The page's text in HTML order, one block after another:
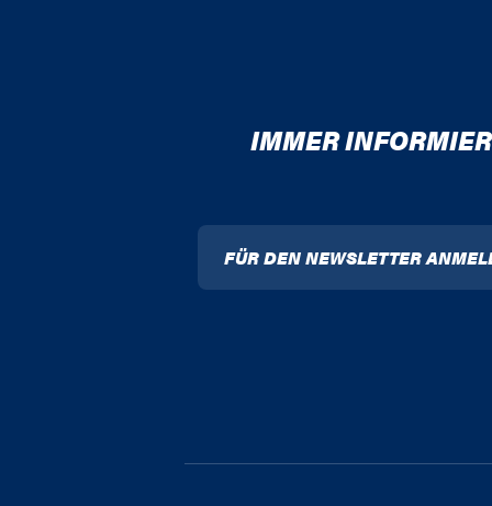
IMMER
FÜR DEN NEWSLETTER